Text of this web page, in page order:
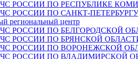
РОССИИ ПО РЕСПУБЛИКЕ КОМИ
РОССИИ ПО САНКТ-ПЕТЕРБУРГУ
региональный центр
РОССИИ ПО БЕЛГОРОДСКОЙ
РОССИИ ПО БРЯНСКОЙ
РОССИИ ПО ВОРОНЕЖСКОЙ
РОССИИ ПО ВЛАДИМИРСКОЙ